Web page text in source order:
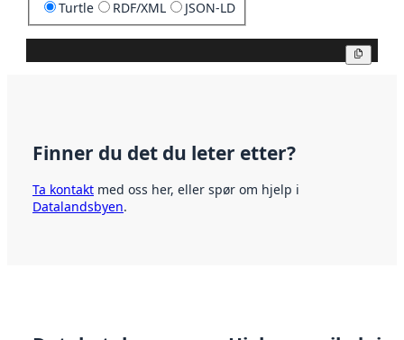
Turtle RDF/XML JSON-LD
Finner du det du leter etter?
Ta kontakt med oss her, eller spør om hjelp i
Datalandsbyen.